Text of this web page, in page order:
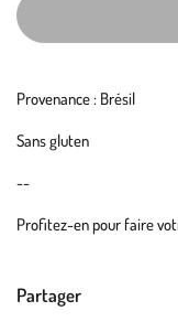
Provenance : Brésil
Sans gluten
--
Profitez-en pour faire
Partager